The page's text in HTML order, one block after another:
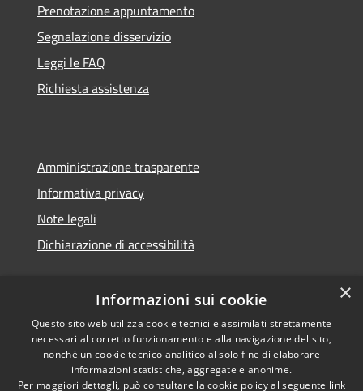
Prenotazione appuntamento
Segnalazione disservizio
Leggi le FAQ
Richiesta assistenza
Amministrazione trasparente
Informativa privacy
Note legali
Dichiarazione di accessibilità
RSS
Copyright © 2026 • Comune di
×
Informazioni sui cookie
Questo sito web utilizza cookie tecnici e assimilati strettamente
necessari al corretto funzionamento e alla navigazione del sito,
nonché un cookie tecnico analitico al solo fine di elaborare
informazioni statistiche, aggregate e anonime.
Per maggiori dettagli, può consultare la cookie policy al seguente link